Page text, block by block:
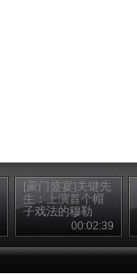
[豪门盛宴]关键先
生：上演首个帽
子戏法的穆勒
00:02:39